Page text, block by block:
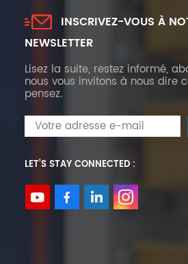
INSCRIVEZ-VOUS À
NEWSLETTER
Lisez la suite, restez informé,
nous vous invitons à nous dire
pensez.
LET’S STAY CONNECTED :